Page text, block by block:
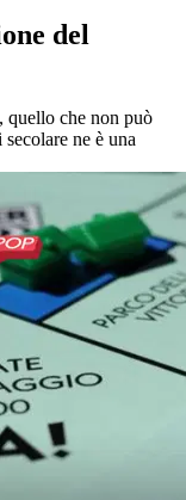
del
che non può
ne è una